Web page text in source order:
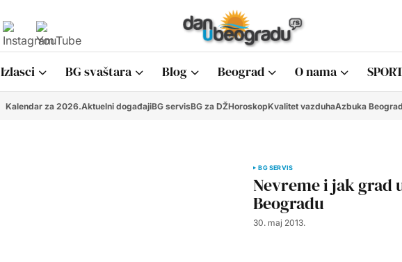
Izlasci BG svaštara Blog Beograd O nama
Kalendar za 2026.Aktuelni događajiBG servisBG za DŽHoroskopKvalitet vazduhaAzbuka
BG SERVIS
Nevreme i jak grad
Beogradu
30. maj 2013.